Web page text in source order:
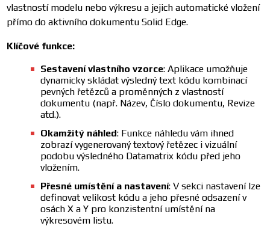
vlastností modelu nebo výkresu a jejich automatické vložení
přímo do aktivního dokumentu Solid Edge.
Klíčové fu​nkce:
Sestavení vlastního vzorce: Aplikace umožňuje
dynamicky skládat výsledný text kódu kombinací
pevných řetězců a proměnných z vlastností
dokumentu (např. Název, Číslo dokumentu, Revize
atd.).
Okamžitý náhled: Funkce náhledu vám ihned
zobrazí vygenerovaný textový řetězec i vizuální
podobu výsledného Datamatrix kódu před jeho
vložením.
Přesné umístění a nastavení: V sekci nastavení lze
definovat velikost kódu a jeho přesné odsazení v
osách X a Y pro konzistentní umístění na
výkresovém listu.